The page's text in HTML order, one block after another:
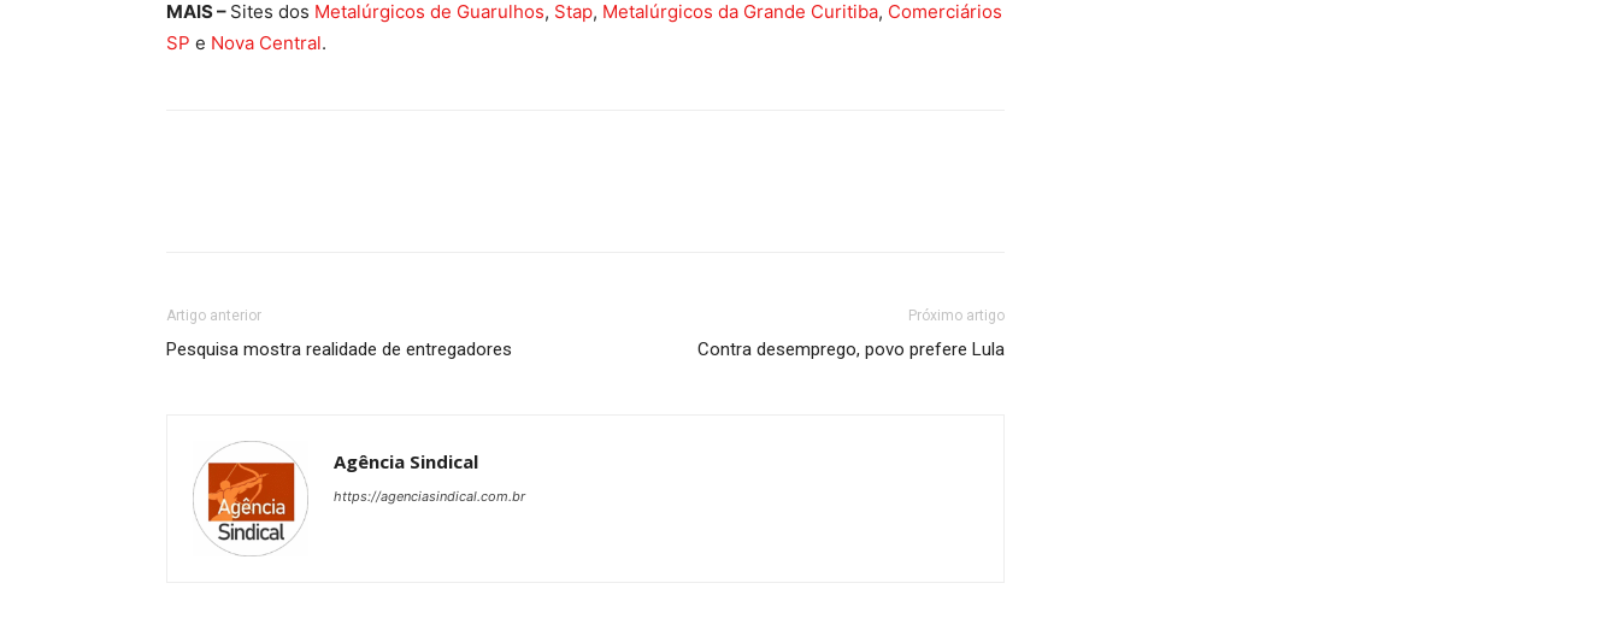
MAIS – Sites dos Metalúrgicos de Guarulhos, Stap, Metalúrgicos da Grande Curitiba, Comerciários
SP e Nova Central.
Artigo anterior
Pesquisa mostra realidade de entregadores
Próximo artigo
Contra desemprego, povo prefere Lula
Agência Sindical
https://agenciasindical.com.br